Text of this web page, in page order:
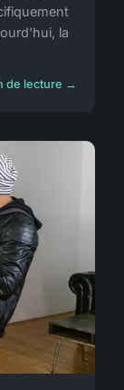
la
de lecture →